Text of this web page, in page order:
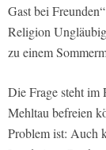
Gast bei
Religion
zu einem
Die Frage steht im
Mehltau befreien
Problem ist: Auch